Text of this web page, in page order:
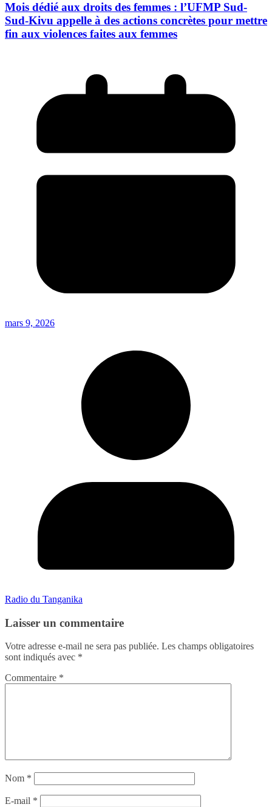
Mois dédié aux droits des femmes : l’UFMP Sud-
Sud-Kivu appelle à des actions concrètes pour mettre
fin aux violences faites aux femmes
mars 9, 2026
Radio du Tanganika
Laisser un commentaire
Votre adresse e-mail ne sera pas publiée. Les champs obligatoires
sont indiqués avec *
Commentaire *
Nom *
E-mail *